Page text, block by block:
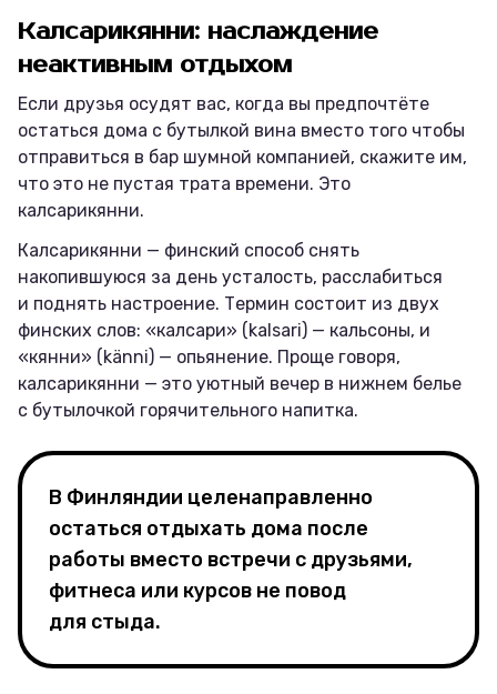
Калсарикянни: наслаждение
неактивным отдыхом
Если друзья осудят вас, когда вы предпочтёте
остаться дома с бутылкой вина вместо того чтобы
отправиться в бар шумной компанией, скажите им,
что это не пустая трата времени. Это
калсарикянни.
Калсарикянни — финский способ снять
накопившуюся за день усталость, расслабиться
и поднять настроение. Термин состоит из двух
финских слов: «калсари» (kalsari) — кальсоны, и
«кянни» (känni) — опьянение. Проще говоря,
калсарикянни — это уютный вечер в нижнем белье
с бутылочкой горячительного напитка.
В Финляндии целенаправленно
остаться отдыхать дома после
работы вместо встречи с друзьями,
фитнеса или курсов не повод
для стыда.